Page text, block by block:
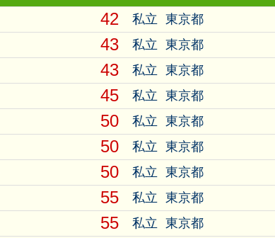
42 私立 東京都
43 私立 東京都
43 私立 東京都
45 私立 東京都
50 私立 東京都
50 私立 東京都
50 私立 東京都
55 私立 東京都
55 私立 東京都